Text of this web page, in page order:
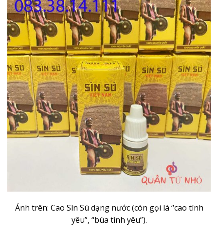
Ảnh trên: Cao Sìn Sú dạng nước (còn gọi là “cao tình
yêu”, “bùa tình yêu”).